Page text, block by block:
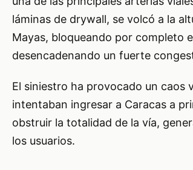
láminas de drywall, se volcó a la
Mayas, bloqueando por completo
desencadenando un fuerte
El siniestro ha provocado un caos
intentaban ingresar a Caracas a
obstruir la totalidad de la vía,
los usuarios.